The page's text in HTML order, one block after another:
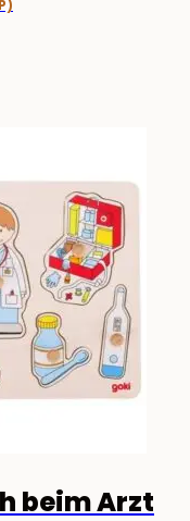
beim Arzt